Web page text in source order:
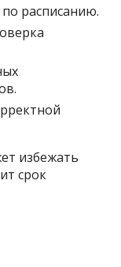
расписанию.
избежать
срок